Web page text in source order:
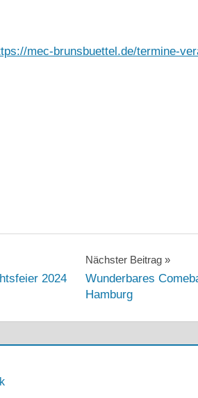
mec-brunsbuettel.de/termine-
2024
Nächster Beitrag
Wunderbares
Hamburg